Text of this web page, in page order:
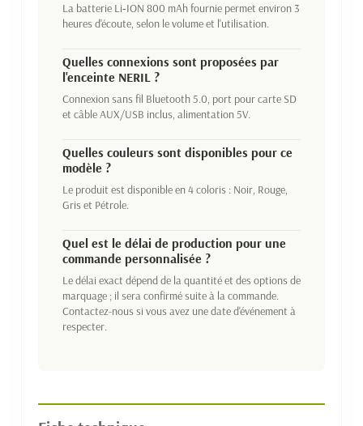
La batterie Li‑ION 800 mAh fournie permet environ 3
heures d'écoute, selon le volume et l'utilisation.
Quelles connexions sont proposées par
l'enceinte NERIL ?
Connexion sans fil Bluetooth 5.0, port pour carte SD
et câble AUX/USB inclus, alimentation 5V.
Quelles couleurs sont disponibles pour ce
modèle ?
Le produit est disponible en 4 coloris : Noir, Rouge,
Gris et Pétrole.
Quel est le délai de production pour une
commande personnalisée ?
Le délai exact dépend de la quantité et des options de
marquage ; il sera confirmé suite à la commande.
Contactez-nous si vous avez une date d'événement à
respecter.